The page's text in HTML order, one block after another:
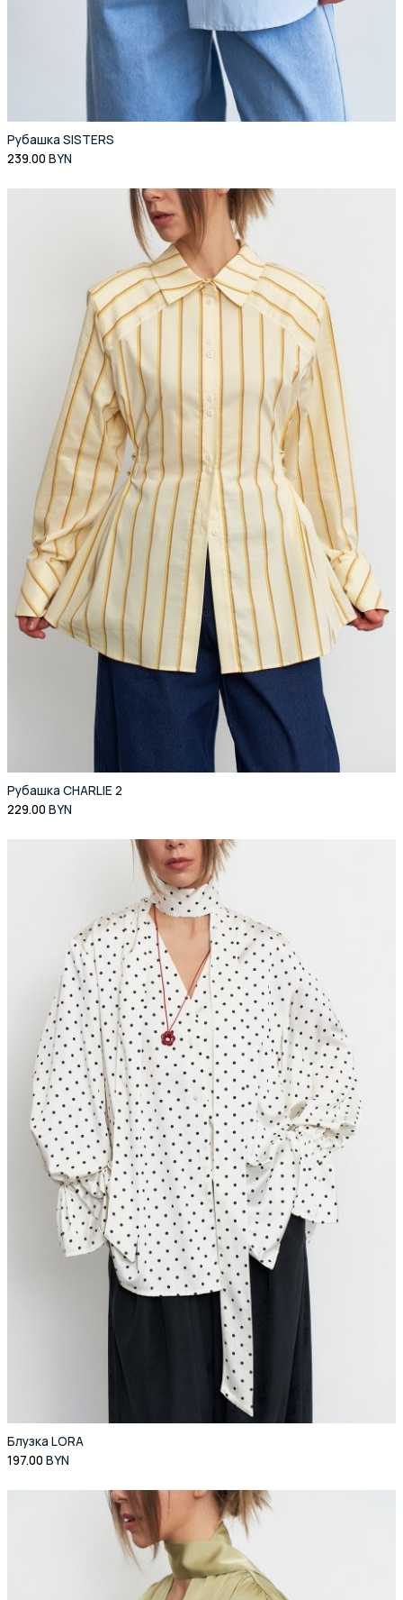
Рубашка SISTERS
239.00 BYN
Рубашка CHARLIE 2
229.00 BYN
Блузка LORA
197.00 BYN